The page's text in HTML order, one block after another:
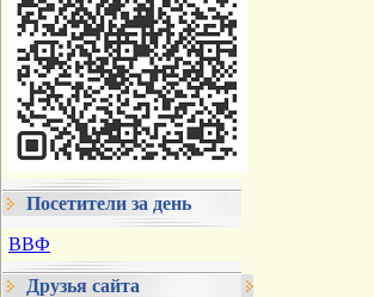
Посетители за день
ВВФ
Друзья сайта